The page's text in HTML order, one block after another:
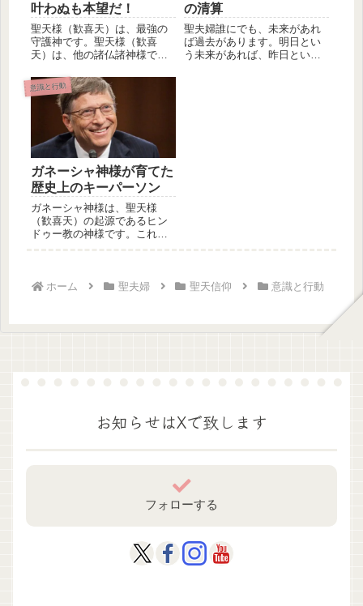
叶わぬも本望だ！
聖天様（歓喜天）は、最強の
守護神です。聖天様（歓喜
天）は、他の諸仏諸神様で叶
聖天様（歓...
の清算
聖夫婦誰にでも、未来があれ
ば過去があります。明日とい
う未来があれば、昨日という
意識と行動
ガネーシャ神様が育てた
歴史上のキーパーソン
ガネーシャ神様は、聖天様
（歓喜天）の起源であるヒン
ドゥー教の神様です。これよ
ホーム 聖夫婦 聖天信仰 意識と行動
お知らせはXで致します
フォローする